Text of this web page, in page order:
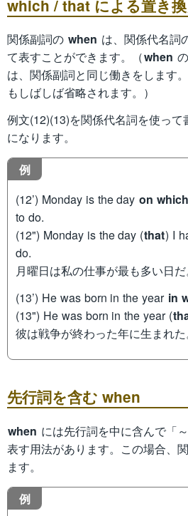
which / that による置き換
関係副詞の when は、関係代名詞
て表すことができます。（when
は、関係副詞と同じ働きをします
もしばしば省略されます。）
例文(12)(13)を関係代名詞を使って
になります。
例
(12’) Monday is the day on which
to do.
(12") Monday is the day (that) I
do.
月曜日は私の仕事が最も多い日だ
(13’) He was born in the year in
(13") He was born in the year (
彼は戦争が終わった年に生まれた
先行詞を含む when
when には先行詞を中に含んで「
表す用法があります。この場合、
ます。
例